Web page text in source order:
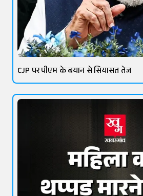
CJP पर पीएम के बयान से सियासत तेज